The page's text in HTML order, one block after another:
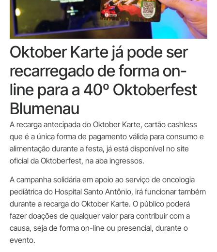
Oktober Karte já pode ser
recarregado de forma on-
line para a 40º Oktoberfest
Blumenau
A recarga antecipada do Oktober Karte, cartão cashless
que é a única forma de pagamento válida para consumo e
alimentação durante a festa, já está disponível no site
oficial da Oktoberfest, na aba ingressos.
A campanha solidária em apoio ao serviço de oncologia
pediátrica do Hospital Santo Antônio, irá funcionar também
durante a recarga do Oktober Karte. O público poderá
fazer doações de qualquer valor para contribuir com a
causa, seja de forma on-line ou presencial, durante o
evento.